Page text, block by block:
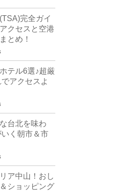
完全ガイ
クセスと空港
とめ！
テル6選♪超厳
アクセスよ
台北を味わ
く朝市＆市
ア中山！おし
ショッピング